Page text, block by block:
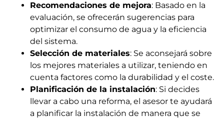
Recomendaciones de mejora: Basado en la
evaluación, se ofrecerán sugerencias para
optimizar el consumo de agua y la eficiencia
del sistema.
Selección de materiales: Se aconsejará sobre
los mejores materiales a utilizar, teniendo en
cuenta factores como la durabilidad y el coste.
Planificación de la instalación: Si decides
llevar a cabo una reforma, el asesor te ayudará
a planificar la instalación de manera que se